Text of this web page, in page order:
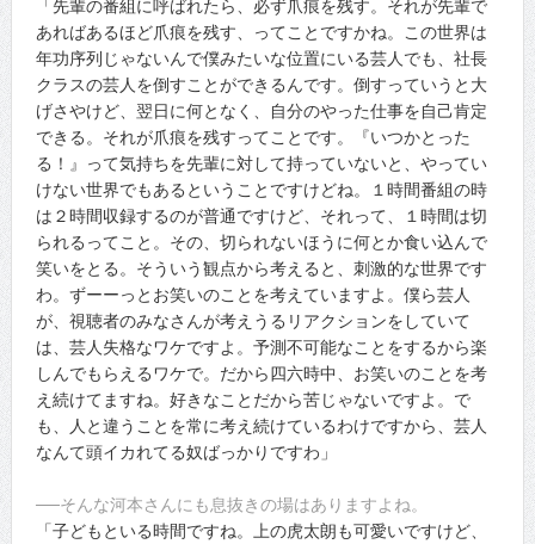
「先輩の番組に呼ばれたら、必ず爪痕を残す。それが先輩で
あればあるほど爪痕を残す、ってことですかね。この世界は
年功序列じゃないんで僕みたいな位置にいる芸人でも、社長
クラスの芸人を倒すことができるんです。倒すっていうと大
げさやけど、翌日に何となく、自分のやった仕事を自己肯定
できる。それが爪痕を残すってことです。『いつかとった
る！』って気持ちを先輩に対して持っていないと、やってい
けない世界でもあるということですけどね。１時間番組の時
は２時間収録するのが普通ですけど、それって、１時間は切
られるってこと。その、切られないほうに何とか食い込んで
笑いをとる。そういう観点から考えると、刺激的な世界です
わ。ずーーっとお笑いのことを考えていますよ。僕ら芸人
が、視聴者のみなさんが考えうるリアクションをしていて
は、芸人失格なワケですよ。予測不可能なことをするから楽
しんでもらえるワケで。だから四六時中、お笑いのことを考
え続けてますね。好きなことだから苦じゃないですよ。で
も、人と違うことを常に考え続けているわけですから、芸人
なんて頭イカれてる奴ばっかりですわ」
──そんな河本さんにも息抜きの場はありますよね。
「子どもといる時間ですね。上の虎太朗も可愛いですけど、